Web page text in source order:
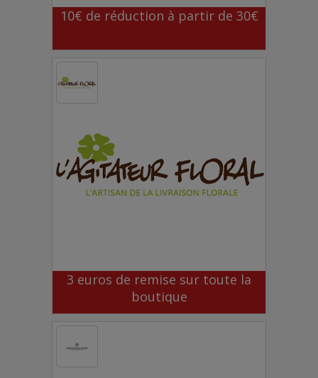
10€ de réduction à partir de 30€
3 euros de remise sur toute la
boutique